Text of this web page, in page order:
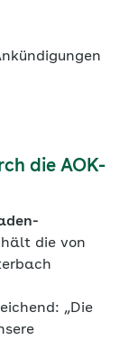
die AOK-
hält die von
„Die